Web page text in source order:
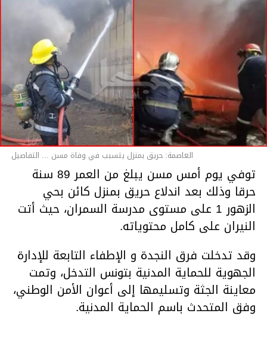
العاصمة: حريق بمنزل يتسبب في وفاة مسن ... التفاصيل
توفي يوم أمس مسن يبلغ من العمر 89 سنة
حرقا وذلك بعد اندلاع حريق بمنزل كائن بحي
الزهور 1 على مستوى مدرسة السمران، حيث أتت
النيران على كامل محتوياته.
وقد تدخلت فرق النجدة و الإطفاء التابعة للإدارة
الجهوية للحماية المدنية بتونس التدخل، وتمت
معاينة الجثة وتسليمها إلى أعوان الأمن الوطني،
وفق المتحدث باسم الحماية المدنية.